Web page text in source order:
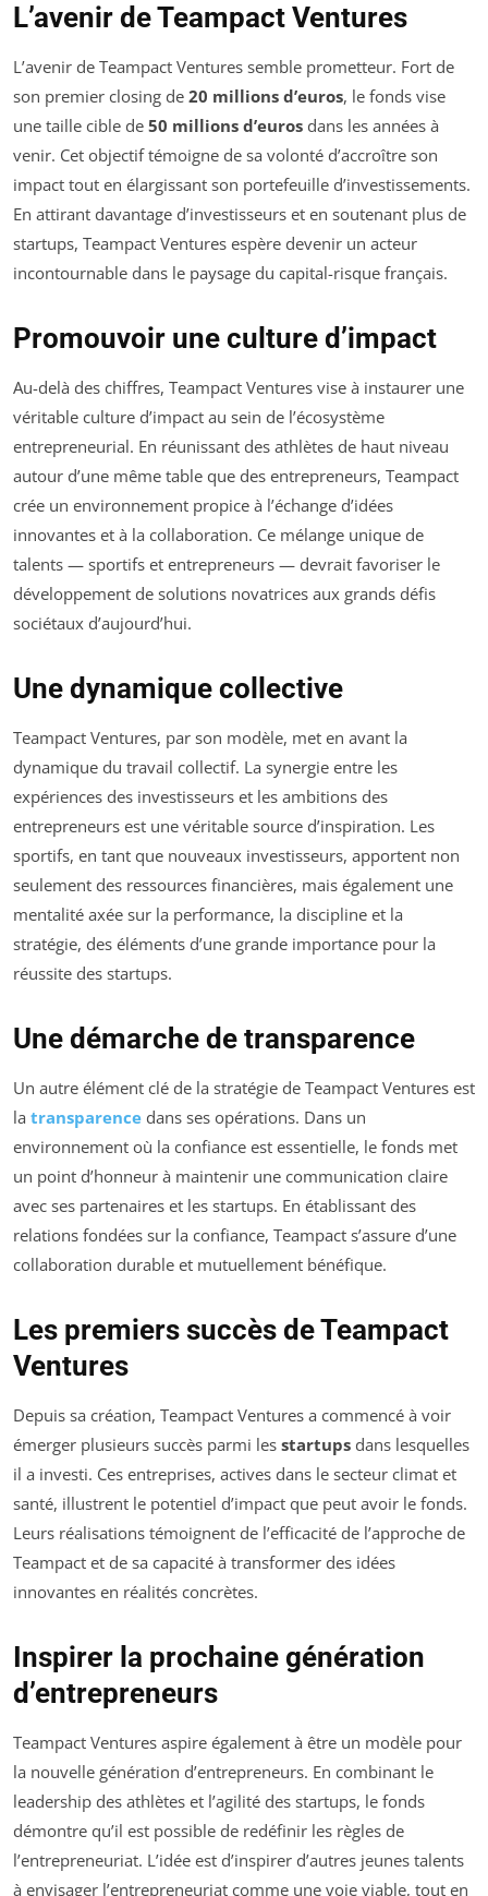
L’avenir de Teampact Ventures
L’avenir de Teampact Ventures semble prometteur. Fort de
son premier closing de 20 millions d’euros, le fonds vise
une taille cible de 50 millions d’euros dans les années à
venir. Cet objectif témoigne de sa volonté d’accroître son
impact tout en élargissant son portefeuille d’investissements.
En attirant davantage d’investisseurs et en soutenant plus de
startups, Teampact Ventures espère devenir un acteur
incontournable dans le paysage du capital-risque français.
Promouvoir une culture d’impact
Au-delà des chiffres, Teampact Ventures vise à instaurer une
véritable culture d’impact au sein de l’écosystème
entrepreneurial. En réunissant des athlètes de haut niveau
autour d’une même table que des entrepreneurs, Teampact
crée un environnement propice à l’échange d’idées
innovantes et à la collaboration. Ce mélange unique de
talents — sportifs et entrepreneurs — devrait favoriser le
développement de solutions novatrices aux grands défis
sociétaux d’aujourd’hui.
Une dynamique collective
Teampact Ventures, par son modèle, met en avant la
dynamique du travail collectif. La synergie entre les
expériences des investisseurs et les ambitions des
entrepreneurs est une véritable source d’inspiration. Les
sportifs, en tant que nouveaux investisseurs, apportent non
seulement des ressources financières, mais également une
mentalité axée sur la performance, la discipline et la
stratégie, des éléments d’une grande importance pour la
réussite des startups.
Une démarche de transparence
Un autre élément clé de la stratégie de Teampact Ventures est
la transparence dans ses opérations. Dans un
environnement où la confiance est essentielle, le fonds met
un point d’honneur à maintenir une communication claire
avec ses partenaires et les startups. En établissant des
relations fondées sur la confiance, Teampact s’assure d’une
collaboration durable et mutuellement bénéfique.
Les premiers succès de Teampact
Ventures
Depuis sa création, Teampact Ventures a commencé à voir
émerger plusieurs succès parmi les startups dans lesquelles
il a investi. Ces entreprises, actives dans le secteur climat et
santé, illustrent le potentiel d’impact que peut avoir le fonds.
Leurs réalisations témoignent de l’efficacité de l’approche de
Teampact et de sa capacité à transformer des idées
innovantes en réalités concrètes.
Inspirer la prochaine génération
d’entrepreneurs
Teampact Ventures aspire également à être un modèle pour
la nouvelle génération d’entrepreneurs. En combinant le
leadership des athlètes et l’agilité des startups, le fonds
démontre qu’il est possible de redéfinir les règles de
l’entrepreneuriat. L’idée est d’inspirer d’autres jeunes talents
à envisager l’entrepreneuriat comme une voie viable, tout en